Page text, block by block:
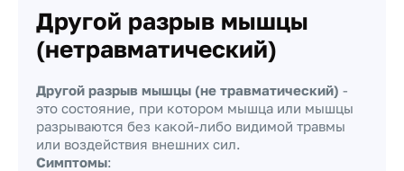
Другой разрыв мышцы
(нетравматический)
Другой разрыв мышцы (не травматический) -
это состояние, при котором мышца или мышцы
разрываются без какой-либо видимой травмы
или воздействия внешних сил.
Симптомы: